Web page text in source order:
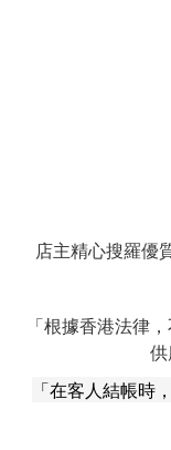
店主精心搜羅優
「根據香港法律
「在客人結帳時